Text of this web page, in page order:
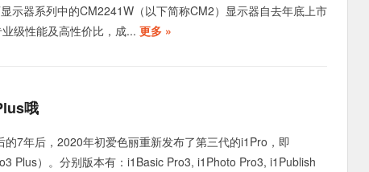
示器系列中的CM2241W（以下简称CM2）显示器自去年底上市
级性能及高性价比，成... 更多 »
哦
7年后，2020年初爱色丽重新发布了第三代的i1Pro，即
Plus）。分别版本有：i1Basic Pro3, i1Photo Pro3, i1Publish